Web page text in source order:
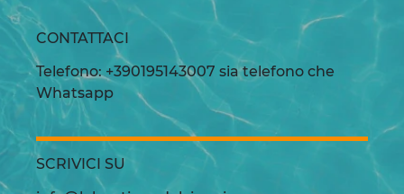
CONTATTACI
Telefono: +390195143007 sia telefono che
Whatsapp
SCRIVICI SU